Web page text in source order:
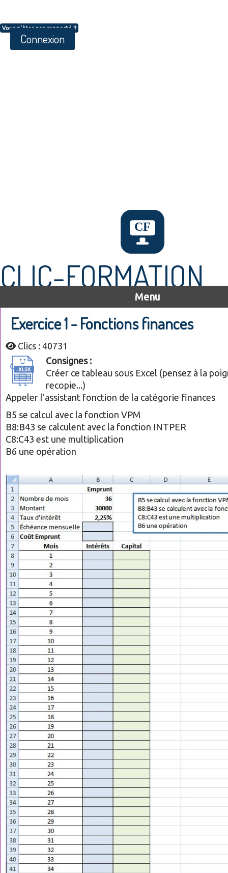
Vous n'êtes pas connecté !!
Connexion
CLIC-FORMATION
Menu
Exercice 1 - Fonctions finances
Clics : 40731
Consignes :
Créer ce tableau sous Excel (pensez à la
recopie...)
Appeler l'assistant fonction de la catégorie finances
B5 se calcul avec la fonction VPM
B8:B43 se calculent avec la fonction INTPER
C8:C43 est une multiplication
B6 une opération